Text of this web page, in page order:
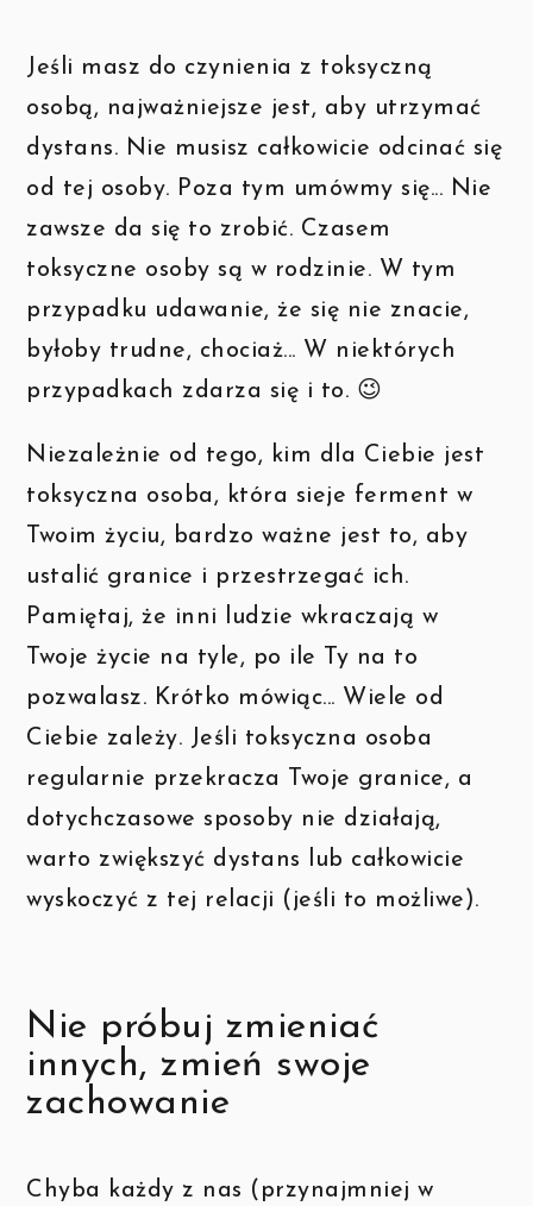
Jeśli masz do czynienia z toksyczną
osobą, najważniejsze jest, aby utrzymać
dystans. Nie musisz całkowicie odcinać się
od tej osoby. Poza tym umówmy się... Nie
zawsze da się to zrobić. Czasem
toksyczne osoby są w rodzinie. W tym
przypadku udawanie, że się nie znacie,
byłoby trudne, chociaż... W niektórych
przypadkach zdarza się i to. 😉
Niezależnie od tego, kim dla Ciebie jest
toksyczna osoba, która sieje ferment w
Twoim życiu, bardzo ważne jest to, aby
ustalić granice i przestrzegać ich.
Pamiętaj, że inni ludzie wkraczają w
Twoje życie na tyle, po ile Ty na to
pozwalasz. Krótko mówiąc... Wiele od
Ciebie zależy. Jeśli toksyczna osoba
regularnie przekracza Twoje granice, a
dotychczasowe sposoby nie działają,
warto zwiększyć dystans lub całkowicie
wyskoczyć z tej relacji (jeśli to możliwe).
Nie próbuj zmieniać
innych, zmień swoje
zachowanie
Chyba każdy z nas (przynajmniej w